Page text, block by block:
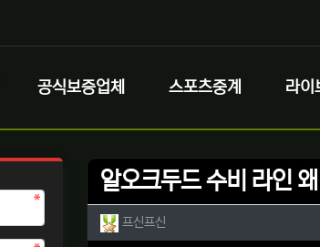
공식보증업체 스포츠중계 라이
알오크두드 수비 라인
작성자 정보
프신프신